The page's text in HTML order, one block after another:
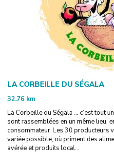
LA CORBEILLE DU SÉGALA
32.76 km
La Corbeille du Ségala … c’est tout
sont rassemblées en un même lieu,
consommateur. Les 30 producteurs
variée possible, où priment des
avérée et produits local...